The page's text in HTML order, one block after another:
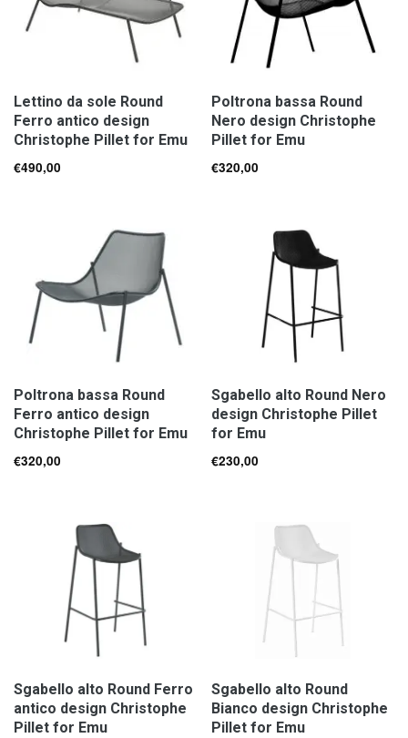
Lettino da sole Round
Ferro antico design
Christophe Pillet for Emu
€490,00
Poltrona bassa Round
Nero design Christophe
Pillet for Emu
€320,00
Poltrona bassa Round
Ferro antico design
Christophe Pillet for Emu
€320,00
Sgabello alto Round Nero
design Christophe Pillet
for Emu
€230,00
Sgabello alto Round Ferro
antico design Christophe
Pillet for Emu
Sgabello alto Round
Bianco design Christophe
Pillet for Emu